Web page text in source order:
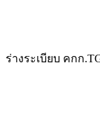
ร่างระเบียบ คกก